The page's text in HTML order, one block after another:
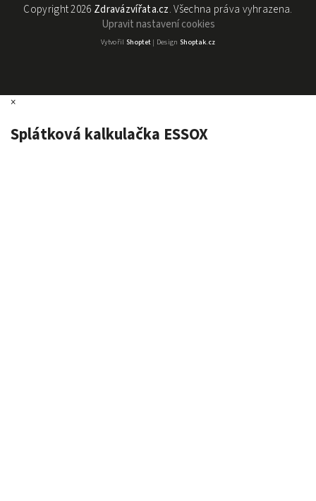
Copyright 2026 Zdravázvířata.cz. Všechna práva vyhrazena.
Upravit nastavení cookies
Vytvořil Shoptet| Design Shoptak.cz
×
Splátková kalkulačka ESSOX